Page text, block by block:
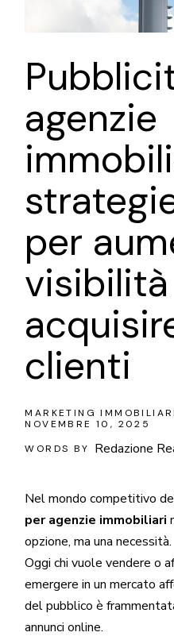
agenzie
per
clienti
MARKETING
NOVEMBRE 10, 2025
WORDS BY
Redazione
Nel mondo competitivo
per agenzie immobiliari
opzione, ma una necessità.
Oggi chi vuole vendere o
emergere in un mercato
del pubblico è
annunci online.